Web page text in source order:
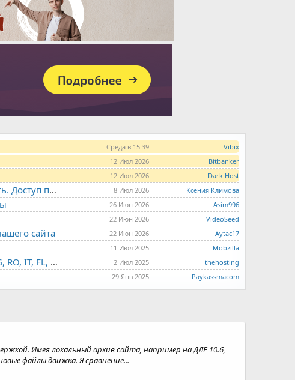
Среда в 15:39 Vibix
12 Июл 2026 Bitbanker
12 Июл 2026
Dark Host
LITE.HOST - хостинг и серверы от 99 рублей для тех, кто любит не переплачивать. Доступ по SSH, поддержка PHP, GIT, COMPOSER, сертификаты Let's Encrypt 8 Июл 2026
Ксения Климова
26 Июн 2026
Asim996
22 Июн 2026
VideoSeed
сайта 22 Июн 2026
Aytac17
11 Июл 2025
Mobzilla
THE.HOSTING - VPS/VDS - MD, UA, USA, HK, LV, NL, CA, DE, SK, CZE, GB, IL, TR, PL, BG, RO, IT, FL, HU, PT. 2 Июл 2025
thehosting
29 Янв 2025 Paykassmacom
Имея локальный архив сайта, например на ДЛЕ 10.6,
файлы движка. Я сравнение...